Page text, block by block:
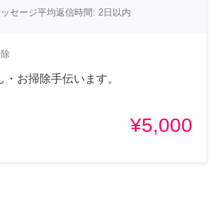
ッセージ平均返信時間: 2日以内
お掃除手伝います。
¥5,000